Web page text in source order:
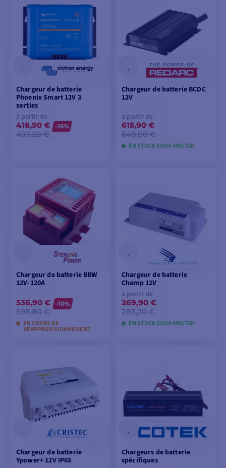
Chargeur de batterie
Phoenix Smart 12V 3
sorties
à partir de
418,90 €
493,28 €
-15%
VOIR LES MODÈLES
Chargeur de batterie BCDC
12V
à partir de
615,90 €
648,00 €
EN STOCK SOUS 48H/72H
Chargeur de batterie BBW
12V-120A
536,90 €
598,80 €
-10%
EN COURS DE
RÉAPPROVISIONNEMENT
PANIER
Chargeur de batterie
Champ 12V
à partir de
269,90 €
283,20 €
EN STOCK SOUS 48H/72H
Chargeur de batterie
Ypower+ 12V IP65
Chargeurs de batterie
spécifiques